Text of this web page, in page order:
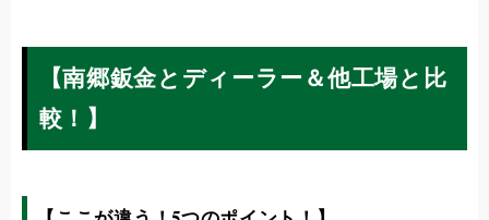
【南郷鈑金とディーラー＆他工場と比
較！】